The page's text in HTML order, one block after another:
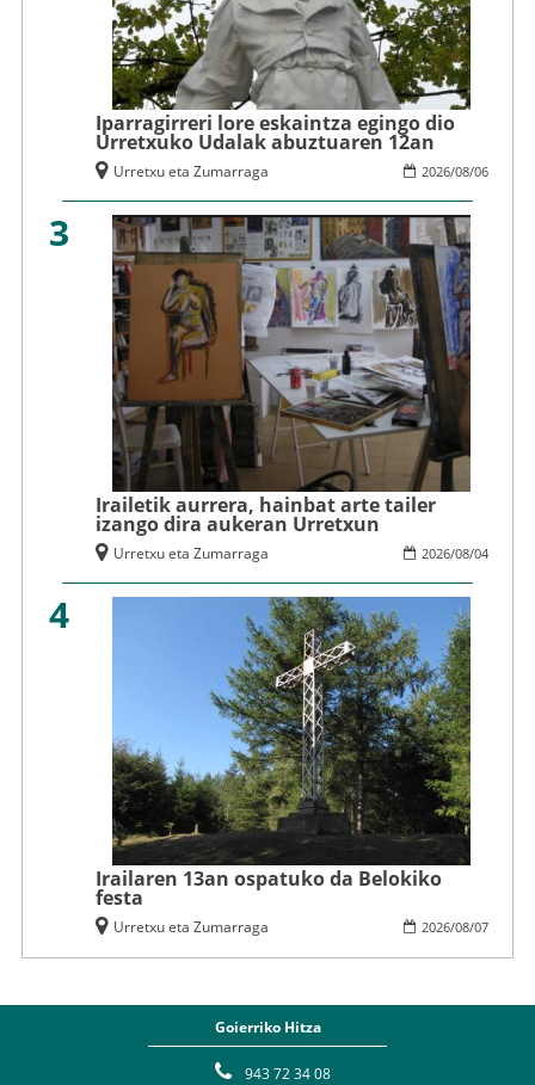
Iparragirreri lore eskaintza egingo dio
Urretxuko Udalak abuztuaren 12an
2026/08/06
Urretxu eta Zumarraga
3
Irailetik aurrera, hainbat arte tailer
izango dira aukeran Urretxun
2026/08/04
Urretxu eta Zumarraga
4
Irailaren 13an ospatuko da Belokiko
festa
2026/08/07
Urretxu eta Zumarraga
Goierriko Hitza
943 72 34 08